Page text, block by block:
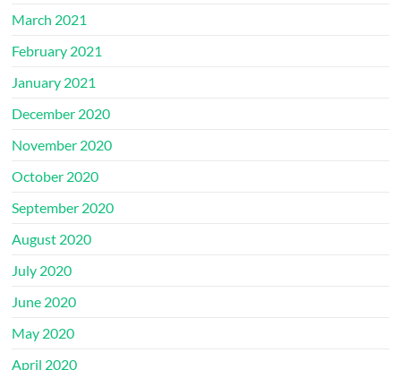
March 2021
February 2021
January 2021
December 2020
November 2020
October 2020
September 2020
August 2020
July 2020
June 2020
May 2020
April 2020